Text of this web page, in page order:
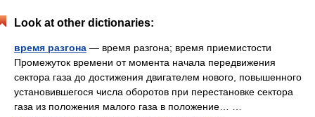
Look at other dictionaries:
время разгона — время разгона; время приемистости
Промежуток времени от момента начала передвижения
сектора газа до достижения двигателем нового, повышенного
установившегося числа оборотов при перестановке сектора
газа из положения малого газа в положение… …